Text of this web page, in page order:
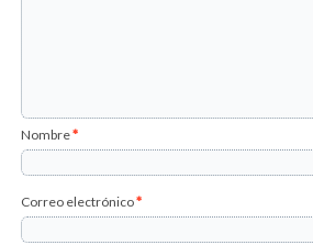
Nombre*
Correo electrónico*